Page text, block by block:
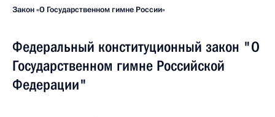
Закон «О Государственном гимне России»
Федеральный конституционный закон "О
Государственном гимне Российской
Федерации"